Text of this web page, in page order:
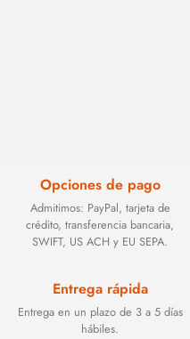
Opciones de pago
Admitimos: PayPal, tarjeta de
crédito, transferencia bancaria,
SWIFT, US ACH y EU SEPA.
Entrega rápida
Entrega en un plazo de 3 a 5 días
hábiles.